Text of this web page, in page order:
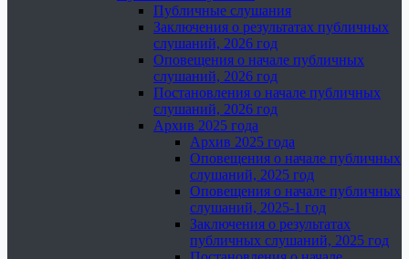
Публичные слушания
Заключения о результатах публичных
слушаний, 2026 год
Оповещения о начале публичных
слушаний, 2026 год
Постановления о начале публичных
слушаний, 2026 год
Архив 2025 года
Архив 2025 года
Оповещения о начале публичных
слушаний, 2025 год
Оповещения о начале публичных
слушаний, 2025-1 год
Заключения о результатах
публичных слушаний, 2025 год